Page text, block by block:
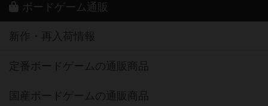
ボードゲーム通販
新作・再入荷情報
定番ボードゲームの通販商品
国産ボードゲームの通販商品